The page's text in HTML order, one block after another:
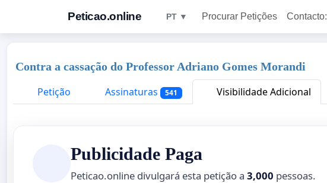
Peticao.online PT ▼ Procurar Petições Contacto:
Contra a cassação do Professor Adriano Gomes Morandi
Petição
Assinaturas 541 Visibilidade Adicional
Publicidade Paga
Peticao.online divulgará esta petição a 3,000 pessoas.